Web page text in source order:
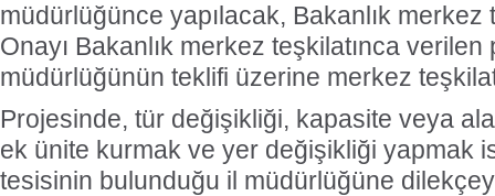
müdürlüğünce yapılacak, Bakanlık merkez
Onayı Bakanlık merkez teşkilatınca
müdürlüğünün teklifi üzerine merkez
Projesinde, tür değişikliği, kapasite veya
ek ünite kurmak ve yer değişikliği yapmak
tesisinin bulunduğu il müdürlüğüne